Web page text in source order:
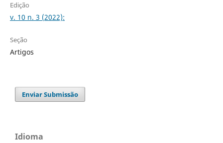
Edição
v. 10 n. 3 (2022):
Seção
Artigos
Enviar Submissão
Idioma